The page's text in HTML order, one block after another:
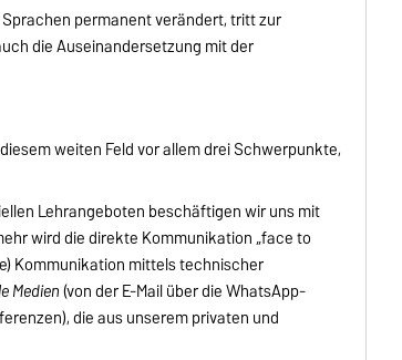
permanent verändert, tritt zur
die Auseinandersetzung mit der
weiten Feld vor allem drei Schwerpunkte,
Lehrangeboten beschäftigen wir uns mit
wird die direkte Kommunikation „face to
Kommunikation mittels technischer
Medien(von der E-Mail über die WhatsApp-
die aus unserem privaten und